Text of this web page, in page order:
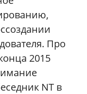
Про
2015
NT в